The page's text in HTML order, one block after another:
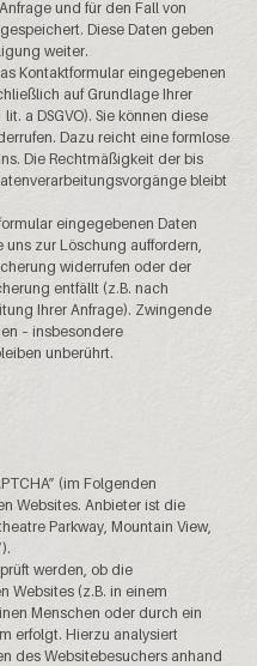
und für den Fall von
Diese Daten geben
weiter.
Kontaktformular eingegebenen
auf Grundlage Ihrer
a DSGVO). Sie können diese
Dazu reicht eine formlose
Die Rechtmäßigkeit der bis
bleibt
eingegebenen Daten
uns zur Löschung auffordern,
widerrufen oder der
entfällt (z.B. nach
Ihrer Anfrage). Zwingende
– insbesondere
unberührt.
(im Folgenden
Websites. Anbieter ist die
Parkway, Mountain View,
werden, ob die
Websites (z.B. in einem
Menschen oder durch ein
erfolgt. Hierzu analysiert
des Websitebesuchers anhand